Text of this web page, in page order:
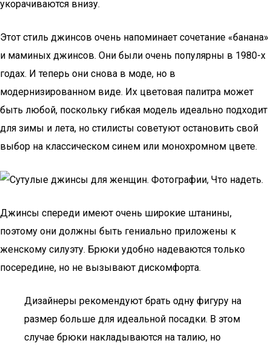
укорачиваются внизу.
Этот стиль джинсов очень напоминает сочетание «банана»
и маминых джинсов. Они были очень популярны в 1980-х
годах. И теперь они снова в моде, но в
модернизированном виде. Их цветовая палитра может
быть любой, поскольку гибкая модель идеально подходит
для зимы и лета, но стилисты советуют остановить свой
выбор на классическом синем или монохромном цвете.
Джинсы спереди имеют очень широкие штанины,
поэтому они должны быть гениально приложены к
женскому силуэту. Брюки удобно надеваются только
посередине, но не вызывают дискомфорта.
Дизайнеры рекомендуют брать одну фигуру на
размер больше для идеальной посадки. В этом
случае брюки накладываются на талию, но